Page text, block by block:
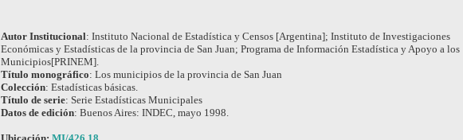
Autor Institucional: Instituto Nacional de Estadística y Censos [Argentina]; Instituto de Investigaciones
Económicas y Estadísticas de la provincia de San Juan; Programa de Información Estadística y Apoyo a los
Municipios[PRINEM].
Título monográfico: Los municipios de la provincia de San Juan
Colección: Estadísticas básicas.
Título de serie: Serie Estadísticas Municipales
Datos de edición: Buenos Aires: INDEC, mayo 1998.